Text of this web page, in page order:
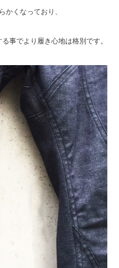
かくなっており、
事でより履き心地は格別です。